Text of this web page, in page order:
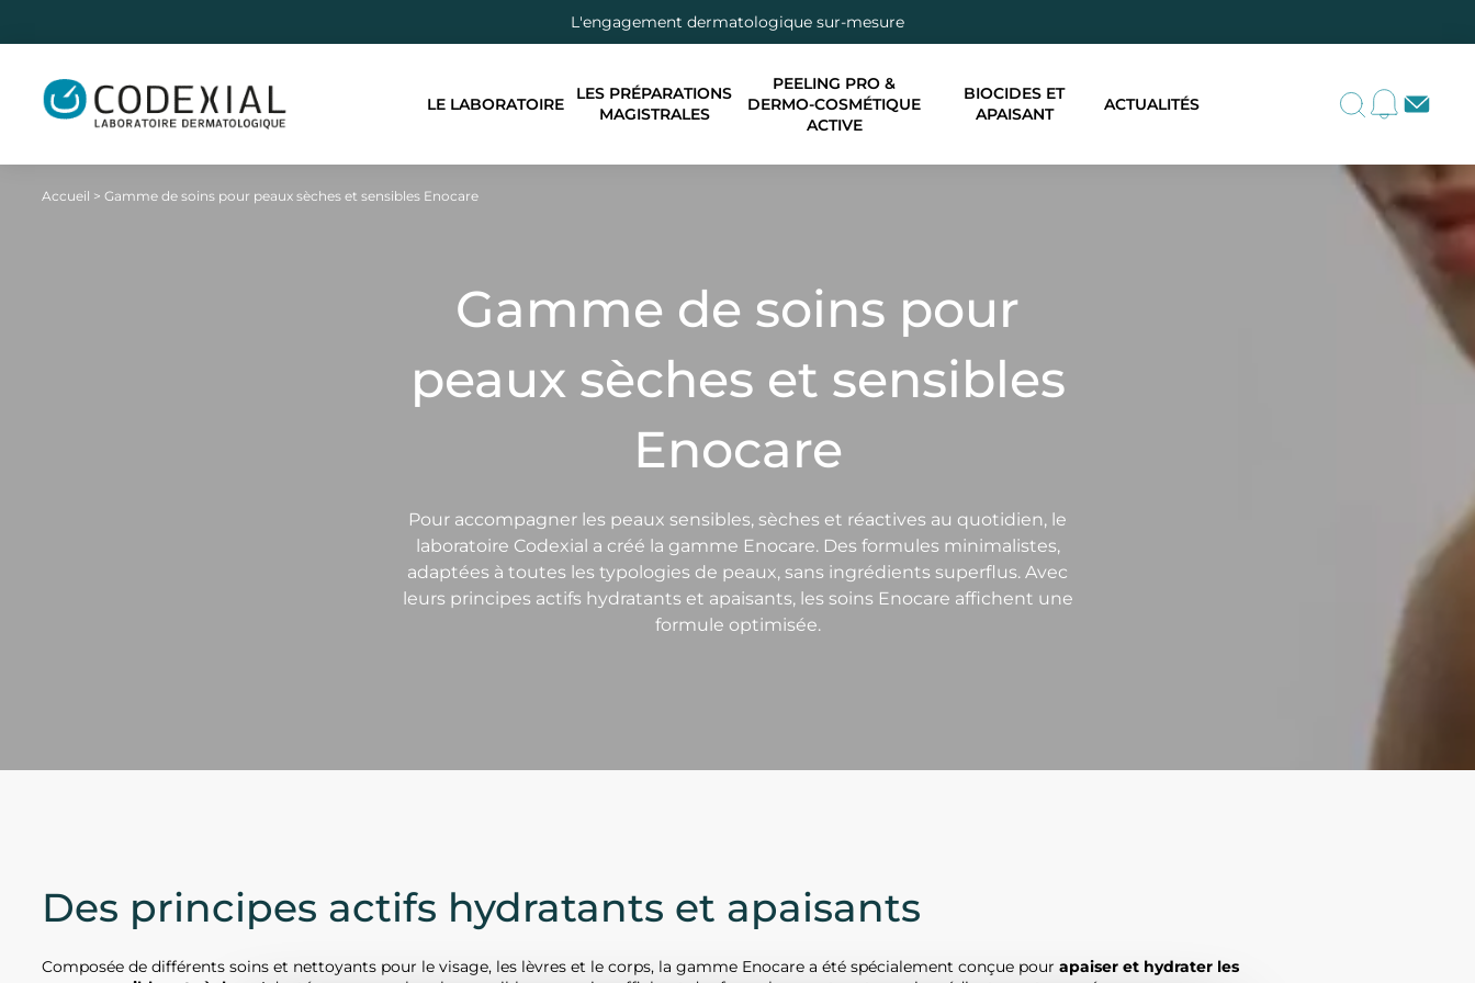
L'engagement dermatologique sur-mesure
LE LABORATOIRE
LES PRÉPARATIONS
MAGISTRALES
PEELING PRO &
DERMO-COSMÉTIQUE
ACTIVE
BIOCIDES ET
APAISANT
ACTUALITÉS
Accueil > Gamme de soins pour peaux sèches et sensibles Enocare
Gamme de soins pour
peaux sèches et sensibles
Enocare
Pour accompagner les peaux sensibles, sèches et réactives au quotidien, le
laboratoire Codexial a créé la gamme Enocare. Des formules minimalistes,
adaptées à toutes les typologies de peaux, sans ingrédients superflus. Avec
leurs principes actifs hydratants et apaisants, les soins Enocare affichent une
formule optimisée.
Des principes actifs hydratants et apaisants
Composée de différents soins et nettoyants pour le visage, les lèvres et le corps, la gamme Enocare a été spécialement conçue pour apaiser et hydrater les